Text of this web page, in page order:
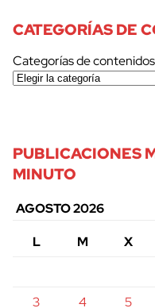
CATEGORÍAS DE
Categorías de contenidos
PUBLICACIONES
MINUTO
AGOSTO 2026
L
M X
3
4 5